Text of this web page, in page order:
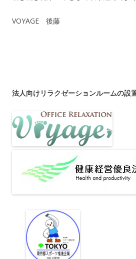
VOYAGE 後藤
法人向けリラクゼーションルームの設